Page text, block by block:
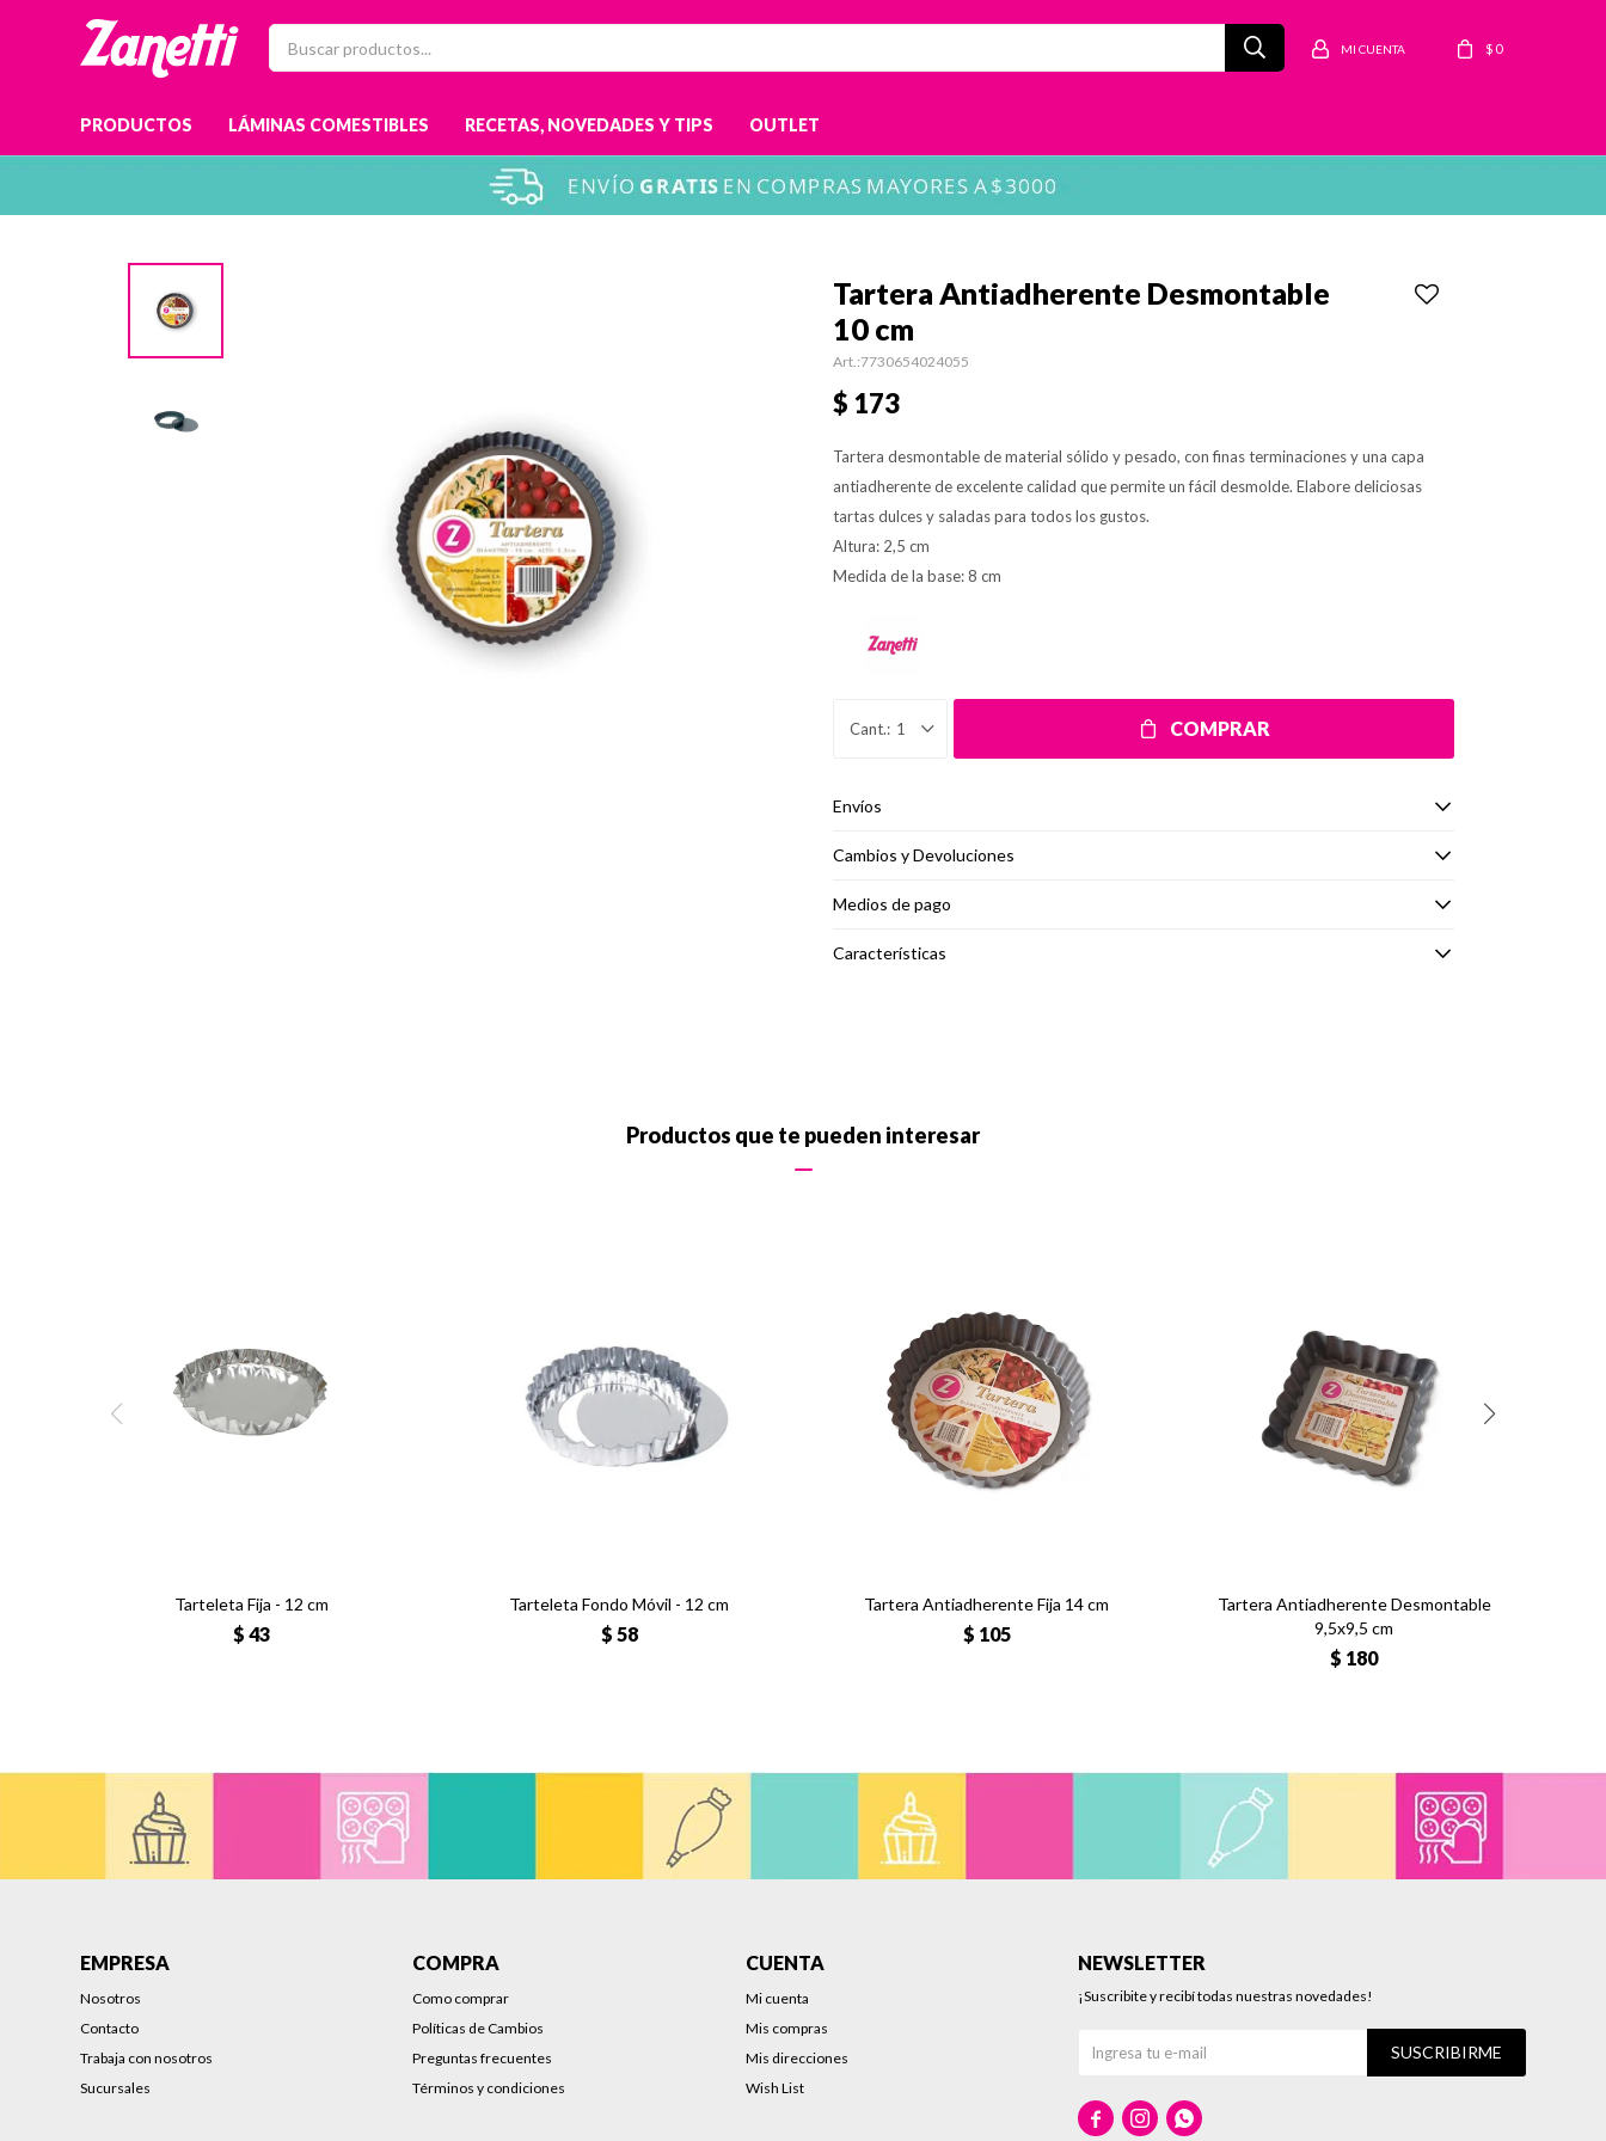
PRODUCTOS LÁMINAS COMESTIBLES RECETAS, NOVEDADES Y TIPS OUTLET
$ 0
Tartera Antiadherente Desmontable
10 cm
7730654024055
$ 173
Tartera desmontable de material sólido y pesado, con finas terminaciones y una capa
antiadherente de excelente calidad que permite un fácil desmolde. Elabore deliciosas
tartas dulces y saladas para todos los gustos.
Altura: 2,5 cm
Medida de la base: 8 cm
1 COMPRAR
Envíos
Cambios y Devoluciones
Medios de pago
Características
Productos que te pueden interesar
Tarteleta Fija - 12 cm
$ 43
Tarteleta Fondo Móvil - 12 cm
$ 58
Tartera Antiadherente Fija 14 cm
$ 105
Tartera Antiadherente Desmontable
9,5x9,5 cm
$ 180
EMPRESA
Nosotros
Contacto
Trabaja con nosotros
Sucursales
COMPRA
Como comprar
Políticas de Cambios
Preguntas frecuentes
Términos y condiciones
CUENTA
Mi cuenta
Mis compras
Mis direcciones
Wish List
NEWSLETTER
¡Suscribite y recibí todas nuestras novedades!
SUSCRIBIRME
  